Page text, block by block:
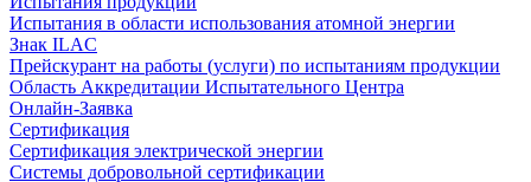
Испытания в области использования атомной энергии
Знак ILAC
Прейскурант на работы (услуги) по испытаниям продукции
Область Аккредитации Испытательного Центра
Онлайн-Заявка
Сертификация
Сертификация электрической энергии
Системы добровольной сертификации